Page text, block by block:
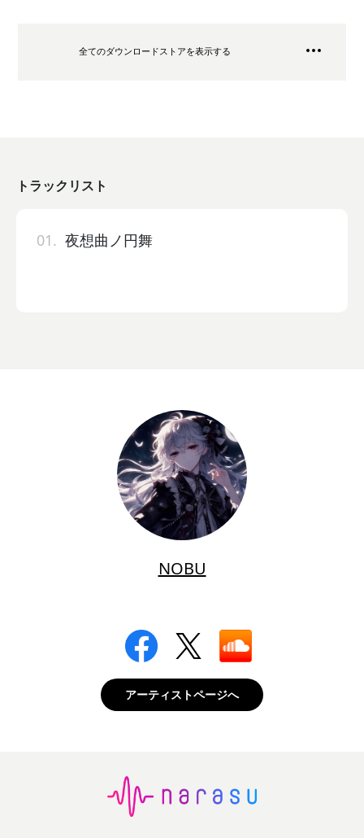
全てのダウンロードストアを表示する
トラックリスト
01. 夜想曲ノ円舞
NOBU
アーティストページへ